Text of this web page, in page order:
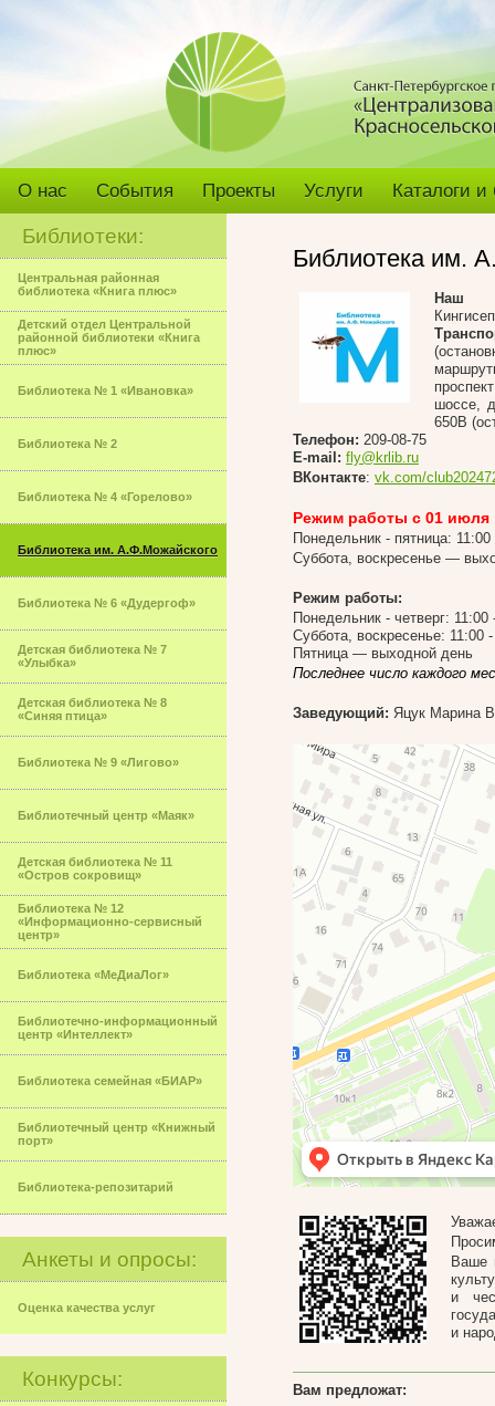
О нас События Проекты Услуги Каталоги
Библиотеки:
Центральная районная
библиотека «Книга плюс»
Детский отдел Центральной
районной библиотеки «Книга
плюс»
Библиотека № 1 «Ивановка»
Библиотека № 2
Библиотека № 4 «Горелово»
Библиотека им. А.Ф.Можайского
Библиотека № 6 «Дудергоф»
Детская библиотека № 7
«Улыбка»
Детская библиотека № 8
«Синяя птица»
Библиотека № 9 «Лигово»
Библиотечный центр «Маяк»
Детская библиотека № 11
«Остров сокровищ»
Библиотека № 12
«Информационно-сервисный
центр»
Библиотека «МеДиаЛог»
Библиотечно-информационный
центр «Интеллект»
Библиотека семейная «БИАР»
Библиотечный центр «Книжный
порт»
Библиотека-репозитарий
Анкеты и опросы:
Оценка качества услуг
Конкурсы:
Библиотека им.
Наш
шоссе,
650В
Телефон: 209-08-75
E-mail: fly@krlib.ru
ВКонтакте: vk.com/
Режим работы с 01 июля
Понедельник - пятница: 11:00
Суббота, воскресенье —
Режим работы:
Понедельник - четверг: 11:00
Суббота, воскресенье: 11:00
Пятница — выходной день
Последнее число каждого
Заведующий: Яцук Марина
Ваше
и
и
Вам предложат: